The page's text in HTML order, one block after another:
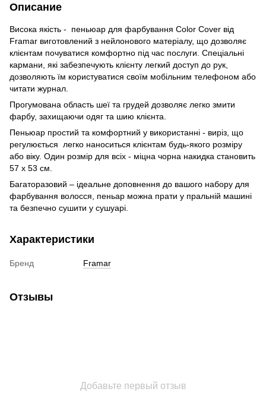
Описание
Висока якість - пеньюар для фарбування Color Cover від
Framar виготовлений з нейлонового матеріалу, що дозволяє
клієнтам почуватися комфортно під час послуги. Спеціальні
кармани, які забезпечують клієнту легкий доступ до рук,
дозволяють їм користуватися своїм мобільним телефоном або
читати журнал.
Прогумована область шеї та грудей дозволяє легко змити
фарбу, захищаючи одяг та шию клієнта.
Пеньюар простий та комфортний у використанні - виріз, що
регулюється легко наноситься клієнтам будь-якого розміру
або віку. Один розмір для всіх - міцна чорна накидка становить
57 x 53 см.
Багаторазовий – ідеальне доповнення до вашого набору для
фарбування волосся, пеньар можна прати у пральній машині
та безпечно сушити у сушуарі.
Характеристики
Бренд Framar
Отзывы
Добавьте первый отзыв